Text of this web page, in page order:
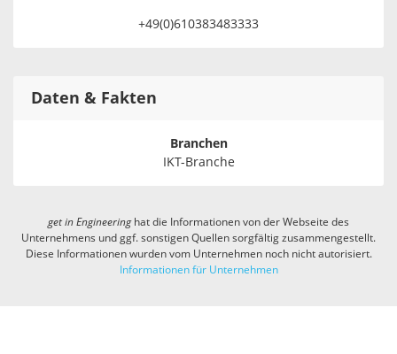
+49(0)610383483333
Daten & Fakten
Branchen
IKT-Branche
get in Engineeringhat die Informationen von der Webseite des
Unternehmens und ggf. sonstigen Quellen sorgfältig zusammengestellt.
Diese Informationen wurden vom Unternehmen noch nicht autorisiert.
Informationen für Unternehmen